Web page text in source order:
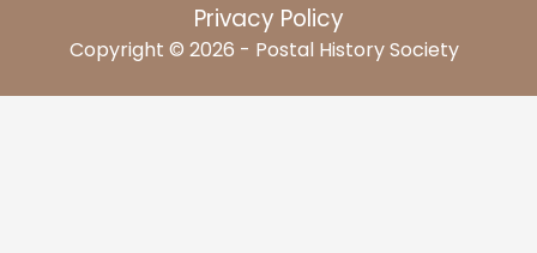
Privacy Policy
Copyright © 2026 - Postal History Society